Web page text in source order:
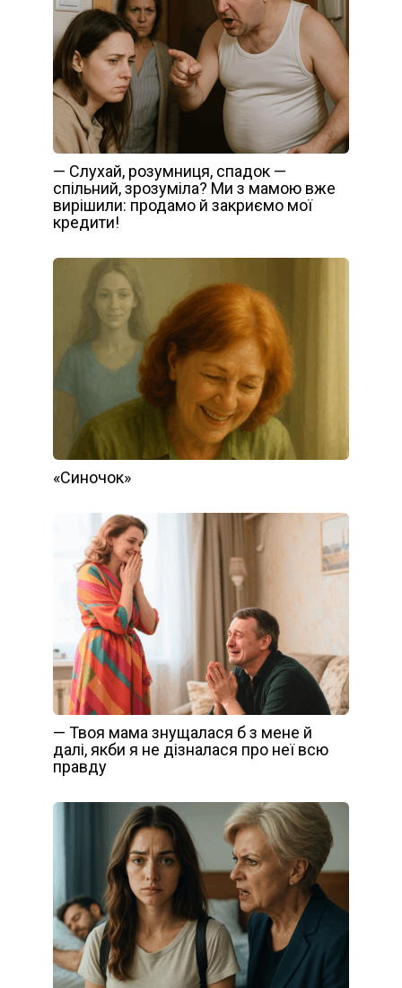
— Слухай, розумниця, спадок —
спільний, зрозуміла? Ми з мамою вже
вирішили: продамо й закриємо мої
кредити!
«Синочок»
— Твоя мама знущалася б з мене й
далі, якби я не дізналася про неї всю
правду